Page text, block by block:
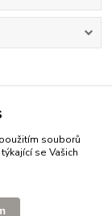
- vše pro psy
souborů
se Vašich